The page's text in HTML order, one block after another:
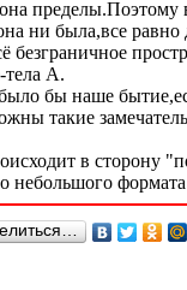
ни была,все
тела А.
бы наше
такие
в сторону
небольшого